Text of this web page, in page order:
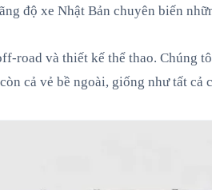
độ xe Nhật Bản chuyên biến
road và thiết kế thể thao. Chúng
cả vẻ bề ngoài, giống như tất cả